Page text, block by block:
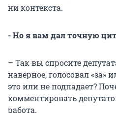
ни контекста.
- Но я вам дал точную
– Так вы спросите
наверное, голосовал «за»
это или не подпадает?
комментировать
работа.